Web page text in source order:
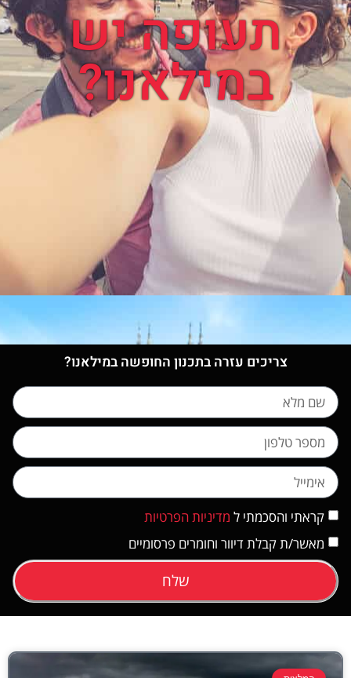
תעופה יש
במילאנו?
צריכים עזרה בתכנון החופשה במילאנו?
קראתי והסכמתי ל מדיניות הפרטיות
מאשר/ת קבלת דיוור וחומרים פרסומיים
שלח